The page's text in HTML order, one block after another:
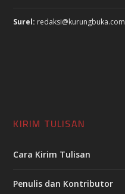
Surel: redaksi@kurungbuka.com
KIRIM TULISAN
Cara Kirim Tulisan
Penulis dan Kontributor